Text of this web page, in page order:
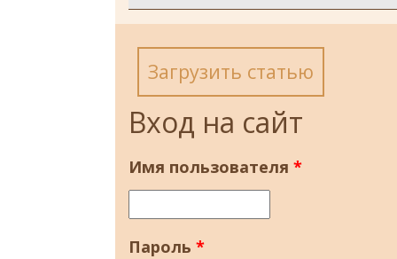
Загрузить статью
Вход на сайт
Имя пользователя *
Пароль *